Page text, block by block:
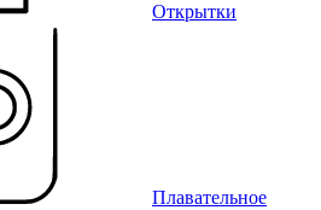
Открытки
Плавательное